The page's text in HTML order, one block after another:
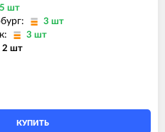
5 шт
3 шт
3 шт
2 шт
КУПИТЬ